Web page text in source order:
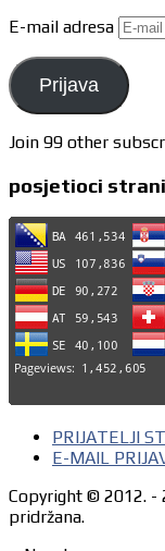
E-mail adresa
Prijava
Join 99 other
posjetioci
PRIJATELJI
E-MAIL
Copyright © 2012. -
pridržana.